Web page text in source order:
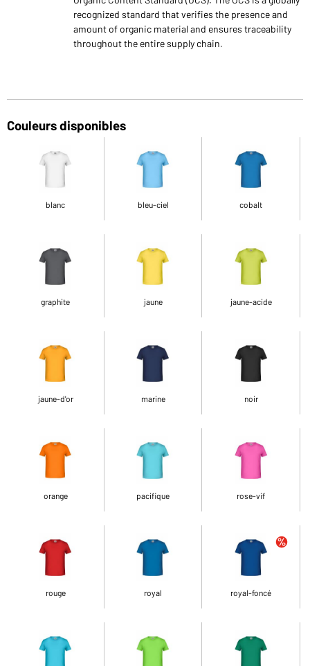
recognized standard that verifies the presence and
amount of organic material and ensures traceability
throughout the entire supply chain.
Couleurs disponibles
blanc bleu-ciel cobalt
graphite jaune jaune-acide
jaune-d'or marine noir
orange pacifique rose-vif
rouge royal royal-foncé